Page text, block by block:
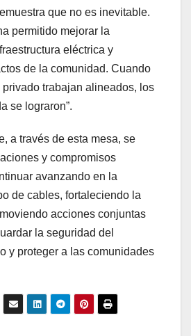
que no es inevitable.
permitido mejorar la
eléctrica y
de la comunidad. Cuando
trabajan alineados, los
se lograron”.
a través de esta mesa, se
y compromisos
avanzando en la
de cables, fortaleciendo la
acciones conjuntas
la seguridad del
y proteger a las comunidades